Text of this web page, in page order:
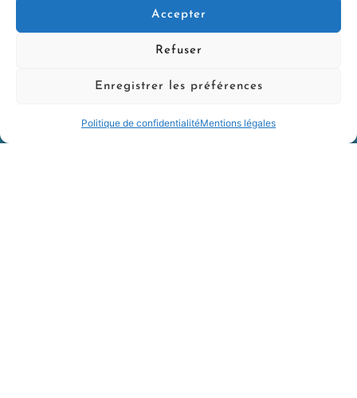
Accepter
Refuser
Enregistrer les préférences
Politique de confidentialitéMentions légales